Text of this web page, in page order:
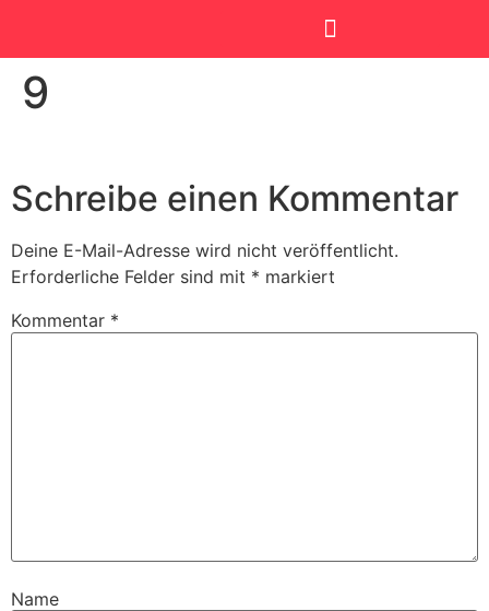
9
Schreibe einen Kommentar
Deine E-Mail-Adresse wird nicht veröffentlicht.
Erforderliche Felder sind mit * markiert
Kommentar *
Name